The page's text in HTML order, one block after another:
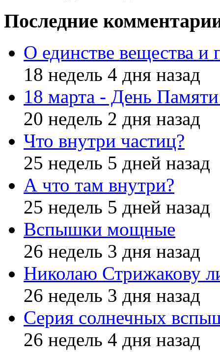
Последние
О единстве вещества и
18 недель 4 дня назад
18 марта - День
20 недель 2 дня назад
Что внутри частиц?
25 недель 5 дней назад
А что там внутри?
25 недель 5 дней назад
Вспышки мощные
26 недель 3 дня назад
Николаю Стрижакову
26 недель 3 дня назад
Серия солнечных
26 недель 4 дня назад